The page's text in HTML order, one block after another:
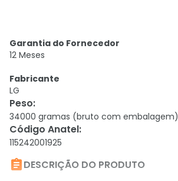
Garantia do Fornecedor
12 Meses
Fabricante
LG
Peso:
34000 gramas (bruto com embalagem)
Código Anatel:
115242001925
DESCRIÇÃO DO PRODUTO